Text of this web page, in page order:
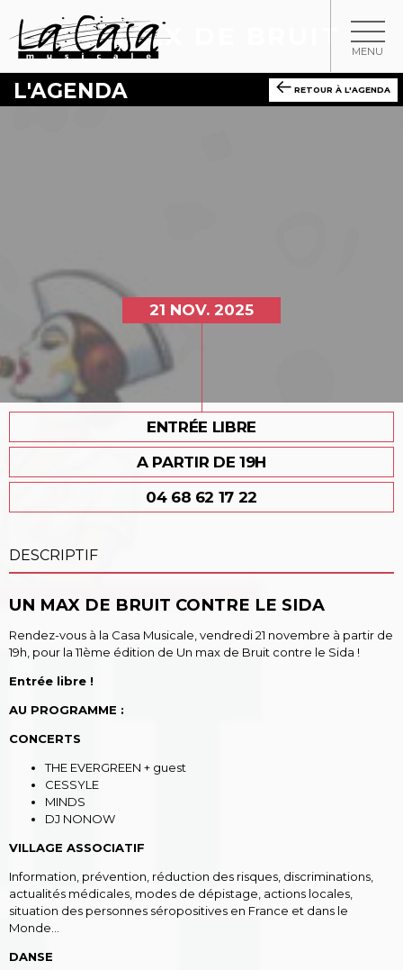
MENU
L'AGENDA RETOUR À L'AGENDA
UN MAX DE BRUIT
21 NOV. 2025
ENTRÉE LIBRE
A PARTIR DE 19H
04 68 62 17 22
DESCRIPTIF
UN MAX DE BRUIT CONTRE LE SIDA
Rendez-vous à la Casa Musicale, vendredi 21 novembre à partir de
19h, pour la 11ème édition de Un max de Bruit contre le Sida !
Entrée libre !
AU PROGRAMME :
CONCERTS
THE EVERGREEN + guest
CESSYLE
MINDS
DJ NONOW
VILLAGE ASSOCIATIF
Information, prévention, réduction des risques, discriminations,
actualités médicales, modes de dépistage, actions locales,
situation des personnes séropositives en France et dans le
Monde…
DANSE